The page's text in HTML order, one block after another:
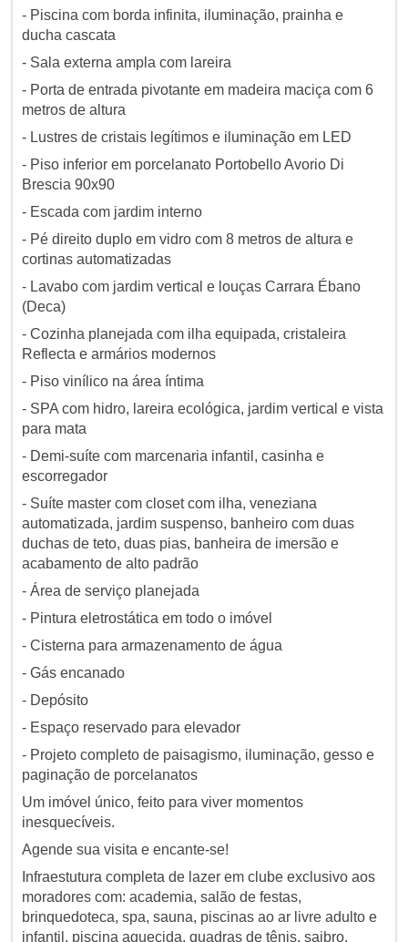
- Piscina com borda infinita, iluminação, prainha e
ducha cascata
- Sala externa ampla com lareira
- Porta de entrada pivotante em madeira maciça com 6
metros de altura
- Lustres de cristais legítimos e iluminação em LED
- Piso inferior em porcelanato Portobello Avorio Di
Brescia 90x90
- Escada com jardim interno
- Pé direito duplo em vidro com 8 metros de altura e
cortinas automatizadas
- Lavabo com jardim vertical e louças Carrara Ébano
(Deca)
- Cozinha planejada com ilha equipada, cristaleira
Reflecta e armários modernos
- Piso vinílico na área íntima
- SPA com hidro, lareira ecológica, jardim vertical e vista
para mata
- Demi-suíte com marcenaria infantil, casinha e
escorregador
- Suíte master com closet com ilha, veneziana
automatizada, jardim suspenso, banheiro com duas
duchas de teto, duas pias, banheira de imersão e
acabamento de alto padrão
- Área de serviço planejada
- Pintura eletrostática em todo o imóvel
- Cisterna para armazenamento de água
- Gás encanado
- Depósito
- Espaço reservado para elevador
- Projeto completo de paisagismo, iluminação, gesso e
paginação de porcelanatos
Um imóvel único, feito para viver momentos
inesquecíveis.
Agende sua visita e encante-se!
Infraestutura completa de lazer em clube exclusivo aos
moradores com: academia, salão de festas,
brinquedoteca, spa, sauna, piscinas ao ar livre adulto e
infantil, piscina aquecida, quadras de tênis, saibro,